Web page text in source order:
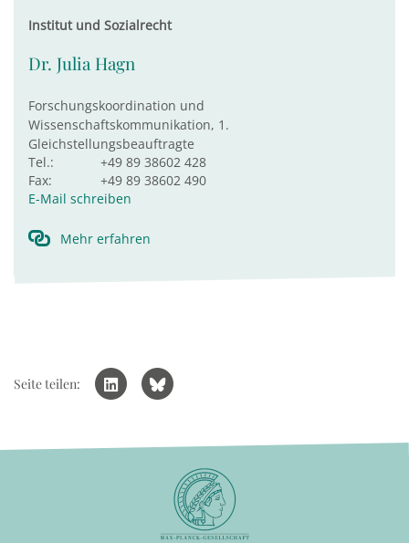
Institut und Sozialrecht
Dr. Julia Hagn
Forschungskoordination und
Wissenschaftskommunikation, 1.
Gleichstellungsbeauftragte
Tel.:
+49 89 38602 428
Fax:
+49 89 38602 490
E-Mail schreiben
Mehr erfahren
Seite teilen: